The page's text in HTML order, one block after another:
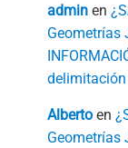
adminen
Geometrías
Albertoen
Geometrías